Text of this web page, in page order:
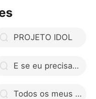
da empresa a Lucas
PROJETO IDOL
E se eu precisasse de você? google drive
Todos os meus pecados de Nina Queiroz